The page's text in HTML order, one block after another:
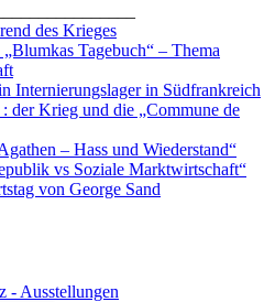
des Krieges
Tagebuch“ – Thema
Internierungslager in Südfrankreich
der Krieg und die „Commune de
– Hass und Wiederstand“
vs Soziale Marktwirtschaft“
von George Sand
- Ausstellungen